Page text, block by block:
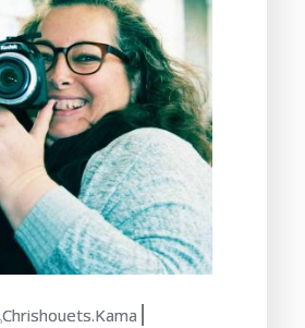
Chrishouets.kama